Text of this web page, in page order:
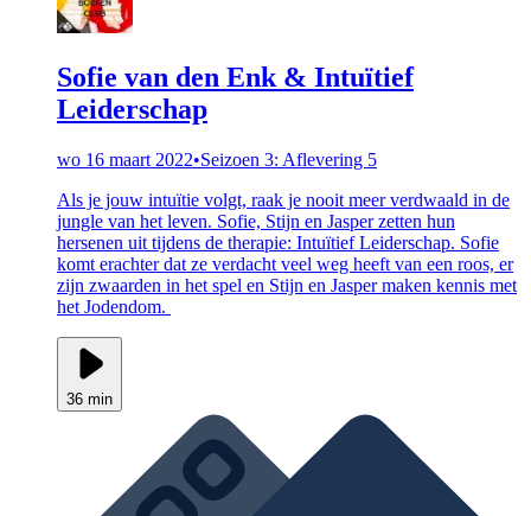
Sofie van den Enk & Intuïtief
Leiderschap
wo 16 maart 2022•Seizoen 3: Aflevering 5
Als je jouw intuïtie volgt, raak je nooit meer verdwaald in de
jungle van het leven. Sofie, Stijn en Jasper zetten hun
hersenen uit tijdens de therapie: Intuïtief Leiderschap. Sofie
komt erachter dat ze verdacht veel weg heeft van een roos, er
zijn zwaarden in het spel en Stijn en Jasper maken kennis met
het Jodendom.
36 min